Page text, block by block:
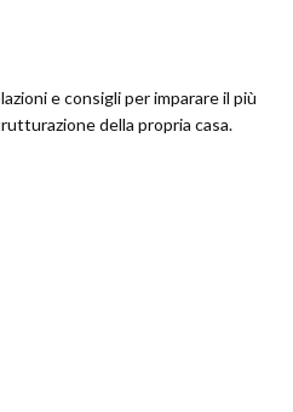
e consigli per imparare il più
della propria casa.